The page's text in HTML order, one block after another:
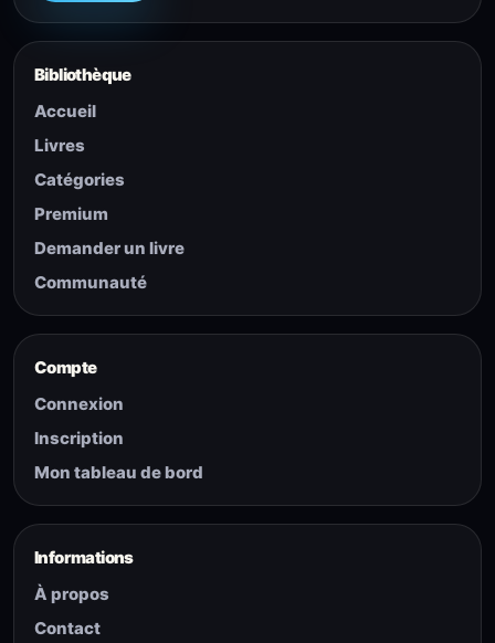
Bibliothèque
Accueil
Livres
Catégories
Premium
Demander un livre
Communauté
Compte
Connexion
Inscription
Mon tableau de bord
Informations
À propos
Contact